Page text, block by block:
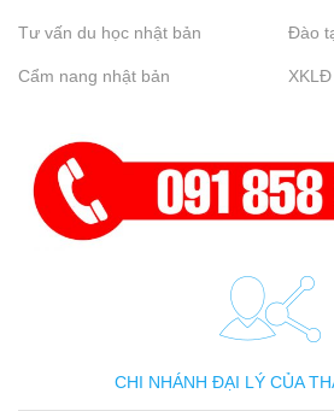
Tư vấn du học nhật bản Đào
Cẩm nang nhật bản
CHI NHÁNH ĐẠI LÝ CỦA